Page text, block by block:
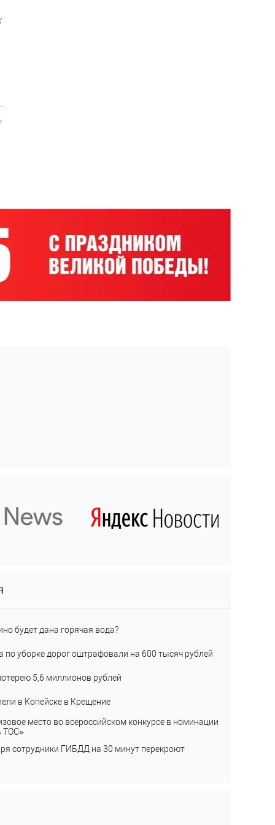
будет дана горячая вода?
по уборке дорог оштрафовали на 600 тысяч рублей
5,6 миллионов рублей
в Копейске в Крещение
место во всероссийском конкурсе в номинации
ТОС»
сотрудники ГИБДД на 30 минут перекроют